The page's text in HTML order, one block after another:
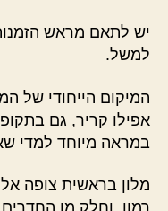
יש לתאם מראש
למשל.
המיקום הייחודי של
אפילו קריר, גם
במראה מיוחד למדי
מלון בראשית צופה
רמון, וחלק מן